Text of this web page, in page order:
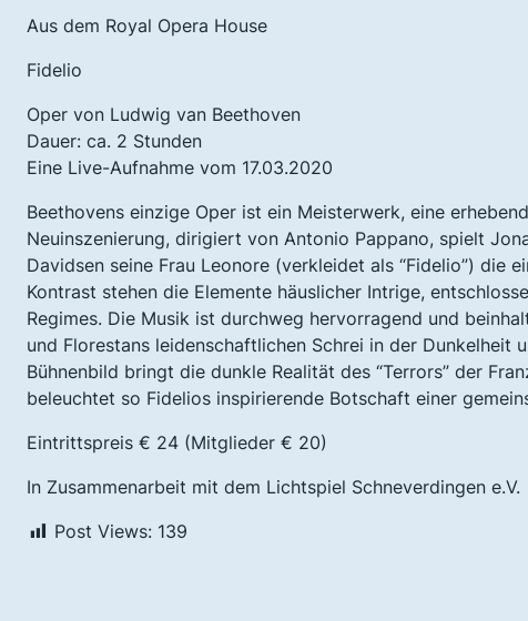
Aus dem Royal Opera House
Fidelio
Oper von Ludwig van Beethoven
Dauer: ca. 2 Stunden
Eine Live-Aufnahme vom 17.03.2020
Beethovens einzige Oper ist ein Meisterwerk, eine
Neuinszenierung, dirigiert von Antonio Pappano, spielt
Davidsen seine Frau Leonore (verkleidet als “Fidelio”) die
Kontrast stehen die Elemente häuslicher Intrige,
Regimes. Die Musik ist durchweg hervorragend und
und Florestans leidenschaftlichen Schrei in der
Bühnenbild bringt die dunkle Realität des “Terrors” der
beleuchtet so Fidelios inspirierende Botschaft einer
Eintrittspreis € 24 (Mitglieder € 20)
In Zusammenarbeit mit dem Lichtspiel Schneverdingen e.V.
Post Views: 139